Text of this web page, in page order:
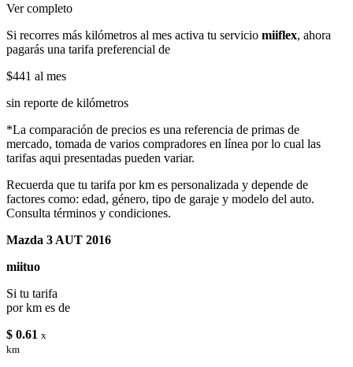
Ver completo
Si recorres más kilómetros al mes activa tu servicio miiflex, ahora
pagarás una tarifa preferencial de
$441 al mes
sin reporte de kilómetros
*La comparación de precios es una referencia de primas de
mercado, tomada de varios compradores en línea por lo cual las
tarifas aqui presentadas pueden variar.
Recuerda que tu tarifa por km es personalizada y depende de
factores como: edad, género, tipo de garaje y modelo del auto.
Consulta términos y condiciones.
Mazda 3 AUT 2016
miituo
Si tu tarifa
por km es de
$ 0.61 x
km